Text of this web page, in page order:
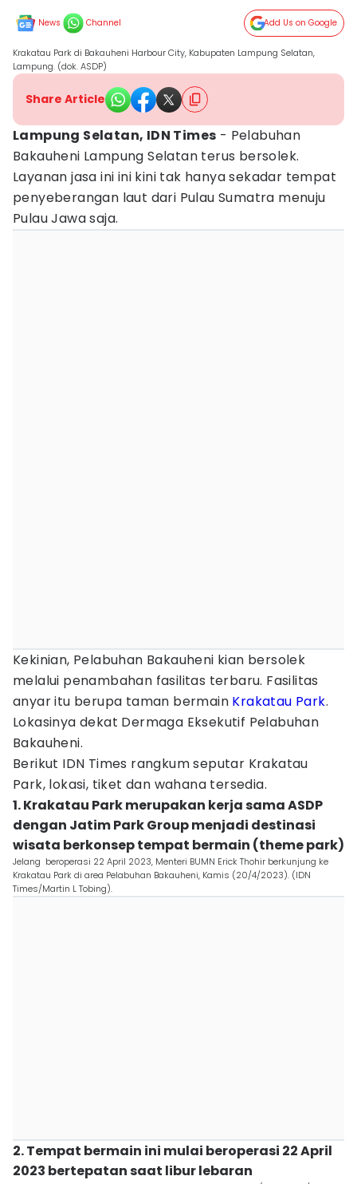
News Channel Add Us on Google
Krakatau Park di Bakauheni Harbour City, Kabupaten Lampung Selatan,
Lampung. (dok. ASDP)
Share Article
Lampung Selatan, IDN Times - Pelabuhan
Bakauheni Lampung Selatan terus bersolek.
Layanan jasa ini ini kini tak hanya sekadar tempat
penyeberangan laut dari Pulau Sumatra menuju
Pulau Jawa saja.
Kekinian, Pelabuhan Bakauheni kian bersolek
melalui penambahan fasilitas terbaru. Fasilitas
anyar itu berupa taman bermain Krakatau Park.
Lokasinya dekat Dermaga Eksekutif Pelabuhan
Bakauheni.
Berikut IDN Times rangkum seputar Krakatau
Park, lokasi, tiket dan wahana tersedia.
1. Krakatau Park merupakan kerja sama ASDP
dengan Jatim Park Group menjadi destinasi
wisata berkonsep tempat bermain (theme park)
Jelang beroperasi 22 April 2023, Menteri BUMN Erick Thohir berkunjung ke
Krakatau Park di area Pelabuhan Bakauheni, Kamis (20/4/2023). (IDN
Times/Martin L Tobing).
2. Tempat bermain ini mulai beroperasi 22 April
2023 bertepatan saat libur lebaran